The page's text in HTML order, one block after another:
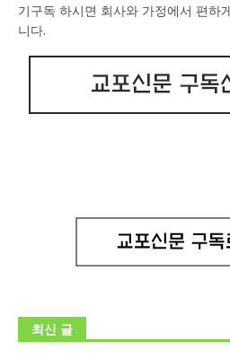
기구독 하시면 회사와 가정에서 편하
니다.
최신 글